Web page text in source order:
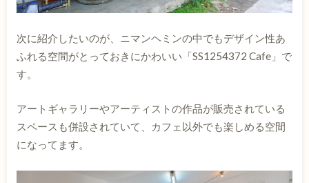
次に紹介したいのが、ニマンヘミンの中でもデザイン性あ
ふれる空間がとっておきにかわいい「SS1254372 Cafe」で
す。
アートギャラリーやアーティストの作品が販売されている
スペースも併設されていて、カフェ以外でも楽しめる空間
になってます。